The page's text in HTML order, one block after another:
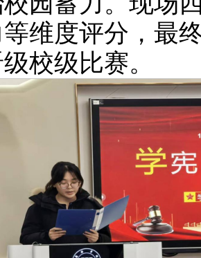
维度评分，最
校级比赛。